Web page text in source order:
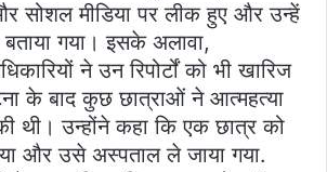
सोशल मीडिया पर लीक हुए और उन्हें
बताया गया। इसके अलावा,
ने उन रिपोर्टों को भी खारिज
के बाद कुछ छात्राओं ने आत्महत्या
थी। उन्होंने कहा कि एक छात्र को
और उसे अस्पताल ले जाया गया.